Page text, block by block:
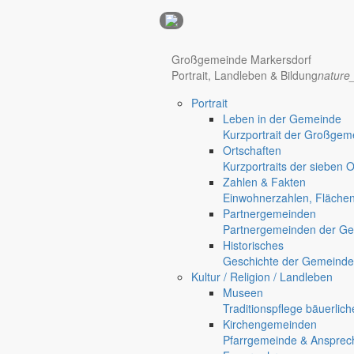
Regional werben auf markersdorf.de! anzeigen@gemeinde-
Großgemeinde Markersdorf
Portrait, Landleben & Bildung
Portrait
Leben in der Gemeinde
Kurzportrait der
Ortschaften
Kurzportraits der sieben
Zahlen & Fakten
Einwohnerzahlen,
Partnergemeinden
Partnergemeinden der
Historisches
Geschichte der
Kultur / Religion / Landleben
Museen
Traditionspflege
Kirchengemeinden
Pfarrgemeinde &
Deutsch-Paulsdorf
Jauernick-Buschbach
Aufstellung des